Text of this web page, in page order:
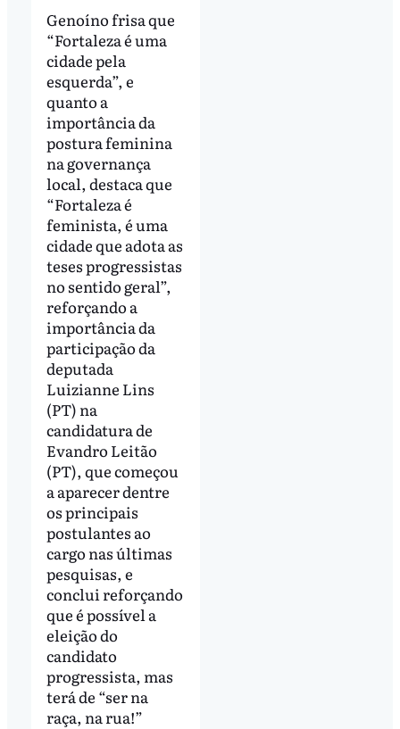
Genoíno frisa que
“Fortaleza é uma
cidade pela
esquerda”, e
quanto a
importância da
postura feminina
na governança
local, destaca que
“Fortaleza é
feminista, é uma
cidade que adota as
teses progressistas
no sentido geral”,
reforçando a
importância da
participação da
deputada
Luizianne Lins
(PT) na
candidatura de
Evandro Leitão
(PT), que começou
a aparecer dentre
os principais
postulantes ao
cargo nas últimas
pesquisas, e
conclui reforçando
que é possível a
eleição do
candidato
progressista, mas
terá de “ser na
raça, na rua!”